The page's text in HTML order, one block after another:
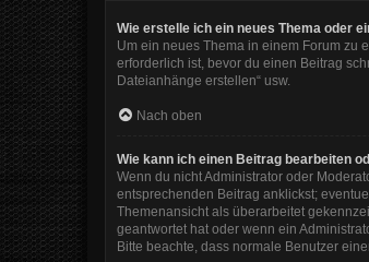
Wie erstelle ich ein neues Thema oder
Um ein neues Thema in einem Forum zu
erforderlich ist, bevor du einen Beitrag
Dateianhänge erstellen“ usw.
Nach oben
Wie kann ich einen Beitrag bearbeiten
Wenn du nicht Administrator oder
entsprechenden Beitrag anklickst;
Themenansicht als überarbeitet
geantwortet hat oder wenn ein
Bitte beachte, dass normale Benutzer